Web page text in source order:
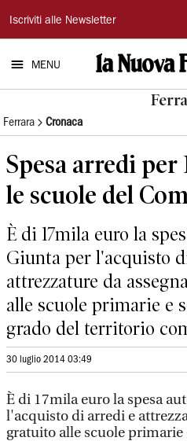
La
Nuova
Ferrara
Iscriviti alle Newsletter
MENU
Ferrara Cronaca
Spesa arredi per
le scuole del
È di 17mila euro la
Giunta per l'acquisto
attrezzature da
alle scuole primarie e
grado del territorio
30 luglio 2014 03:49
È di 17mila euro la spesa
l'acquisto di arredi e
gratuito alle scuole